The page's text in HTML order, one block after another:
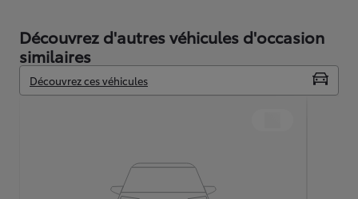
Découvrez d'autres véhicules d'occasion
similaires
Découvrez ces véhicules